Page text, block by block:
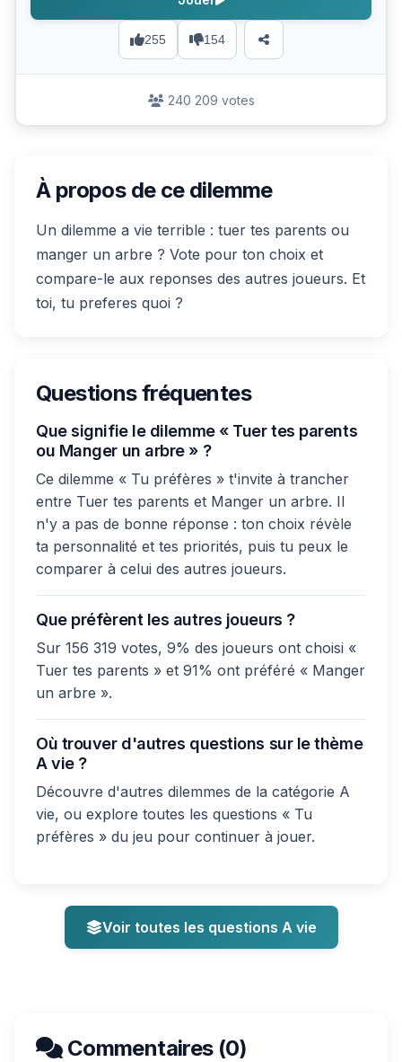
255 154
240 209 votes
À propos de ce dilemme
Un dilemme a vie terrible : tuer tes parents ou
manger un arbre ? Vote pour ton choix et
compare-le aux reponses des autres joueurs. Et
toi, tu preferes quoi ?
Questions fréquentes
Que signifie le dilemme « Tuer tes parents
ou Manger un arbre » ?
Ce dilemme « Tu préfères » t'invite à trancher
entre Tuer tes parents et Manger un arbre. Il
n'y a pas de bonne réponse : ton choix révèle
ta personnalité et tes priorités, puis tu peux le
comparer à celui des autres joueurs.
Que préfèrent les autres joueurs ?
Sur 156 319 votes, 9% des joueurs ont choisi «
Tuer tes parents » et 91% ont préféré « Manger
un arbre ».
Où trouver d'autres questions sur le thème
A vie ?
Découvre d'autres dilemmes de la catégorie A
vie, ou explore toutes les questions « Tu
préfères » du jeu pour continuer à jouer.
Voir toutes les questions A vie
Commentaires (0)